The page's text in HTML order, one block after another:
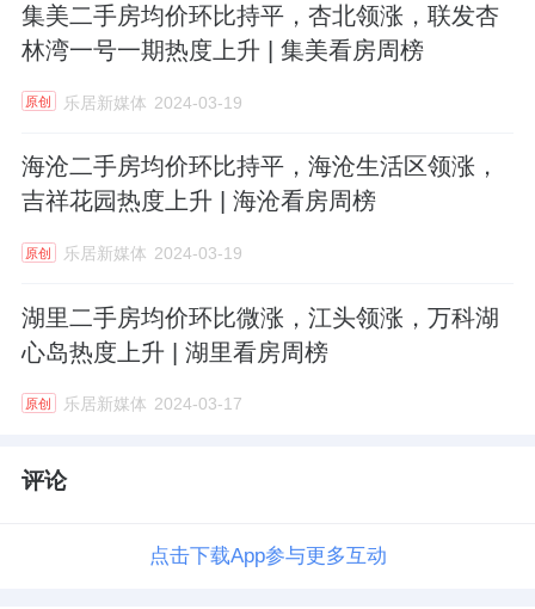
集美二手房均价环比持平，杏北领涨，联发杏
林湾一号一期热度上升 | 集美看房周榜
原创 乐居新媒体 2024-03-19
海沧二手房均价环比持平，海沧生活区领涨，
吉祥花园热度上升 | 海沧看房周榜
原创 乐居新媒体 2024-03-19
湖里二手房均价环比微涨，江头领涨，万科湖
心岛热度上升 | 湖里看房周榜
原创 乐居新媒体 2024-03-17
评论
点击下载App参与更多互动